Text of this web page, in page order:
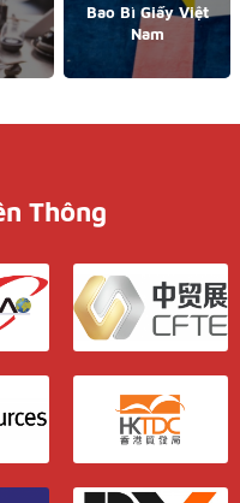
Bao Bì Giấy Việt
Nam
Thông